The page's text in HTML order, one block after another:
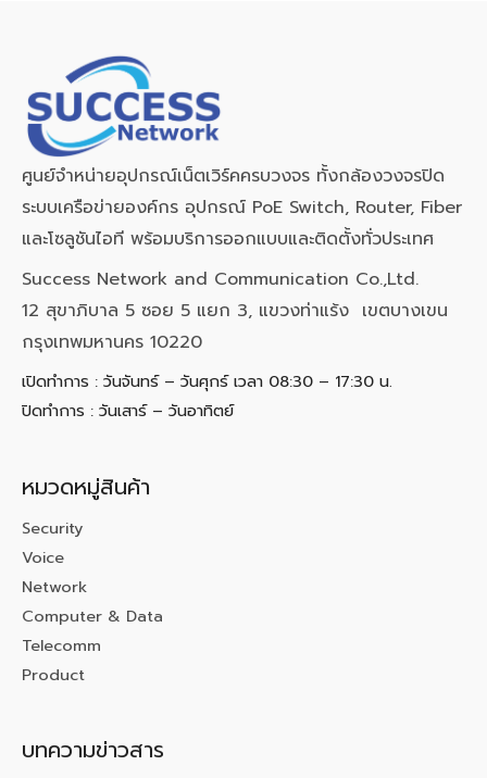
ศูนย์จำหน่ายอุปกรณ์เน็ตเวิร์คครบวงจร ทั้งกล้องวงจรปิด
ระบบเครือข่ายองค์กร อุปกรณ์ PoE Switch, Router, Fiber
และโซลูชันไอที พร้อมบริการออกแบบและติดตั้งทั่วประเทศ
Success Network and Communication Co.,Ltd.
12 สุขาภิบาล 5 ซอย 5 แยก 3, แขวงท่าแร้ง เขตบางเขน
กรุงเทพมหานคร 10220
เปิดทำการ : วันจันทร์ – วันศุกร์ เวลา 08:30 – 17:30 น.
ปิดทำการ : วันเสาร์ – วันอาทิตย์
หมวดหมู่สินค้า
Security
Voice
Network
Computer & Data
Telecomm
Product
บทความข่าวสาร